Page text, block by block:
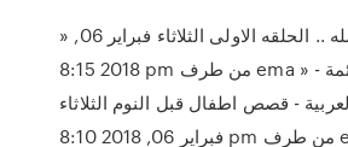
» حلقات بكار كامله .. الحلقه الاولى الثلاثاء فبراير 06,
2018 8:15 pm من طرف ema » قصة الاميرة النائمة -
- قصص اطفال قبل النوم الثلاثاء
فبراير 06, 2018 8:10 pm من طرف ema بكار الجزء